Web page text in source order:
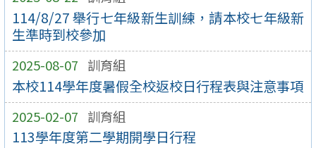
114/8/27 舉行七年級新生訓練，請本校七年級新
生準時到校參加
2025-08-07 訓育組
本校114學年度暑假全校返校日行程表與注意事項
2025-02-07 訓育組
113學年度第二學期開學日行程